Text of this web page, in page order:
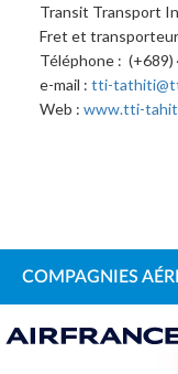
Transit Transport
Fret et
Téléphone : (+689)
e-mail : tti-
Web : www.tti-
COMPAGNIES